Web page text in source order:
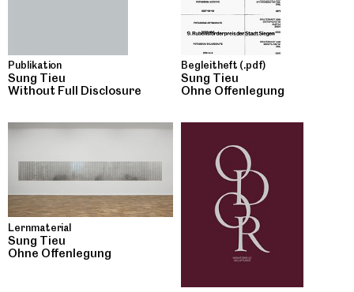
Publikation
Sung Tieu
Without Full Disclosure
Begleitheft (.pdf)
Sung Tieu
Ohne Offenlegung
Lernmaterial
Sung Tieu
Ohne Offenlegung